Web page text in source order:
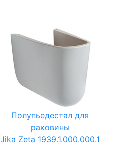
Полупьедестал для
раковины
Jika Zeta 1939.1.000.000.1